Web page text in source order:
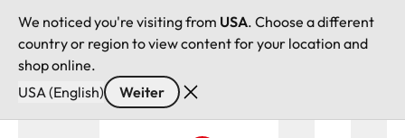
We noticed you're visiting from USA. Choose a different
country or region to view content for your location and
shop online.
USA (English)
Weiter